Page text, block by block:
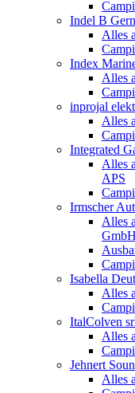
Indel B
Alles
Index
Alles
inprojal
Alles
Integrated
Alles
APS
Irmscher
Alles
Isabella
Alles
ItalColven
Alles
Jehnert
Alles